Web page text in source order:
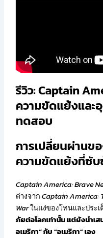
รีวิว: Captain
ความขัดแย้งแล
ทดสอบ
การเปลี่ยนผ่านข
ความขัดแย้งที่ซับ
Captain America: Brave
ต่างจากCaptain America:
Warในแง่ของโทนและประ
ภัยต่อโลกเท่านั้น แต่ยังนำเ
อเมริกา” กับ “อเมริกา” เอง